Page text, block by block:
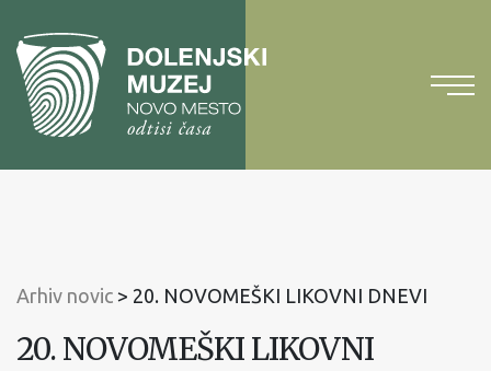
vsebinoNa
glavni
meni
Arhiv novic > 20. NOVOMEŠKI LIKOVNI DNEVI
20. NOVOMEŠKI LIKOVNI